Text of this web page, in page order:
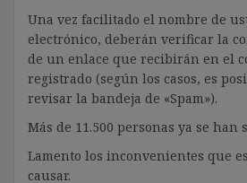
Una vez facilitado el nombre de
electrónico, deberán verificar la
de un enlace que recibirán en el
registrado (según los casos, es
revisar la bandeja de «Spam»).
Más de 11.500 personas ya se han
Lamento los inconvenientes que
causar.